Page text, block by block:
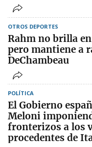
OTROS DEPORTES
Rahm no brilla
pero mantiene a
DeChambeau
POLÍTICA
El Gobierno
Meloni
fronterizos a los
procedentes de